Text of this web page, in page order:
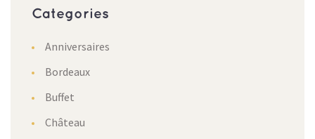
Categories
Anniversaires
Bordeaux
Buffet
Château